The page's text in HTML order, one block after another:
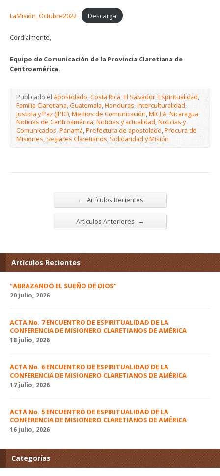
LaMisión_Octubre2022 Descarga
Cordialmente,
Equipo de Comunicación de la Provincia Claretiana de
Centroamérica.
Publicado el Apostolado,Costa Rica,El Salvador,Espiritualidad,
Familia Claretiana,Guatemala,Honduras,Interculturalidad,
Justicia y Paz (JPIC),Medios de Comunicación,MICLA,Nicaragua,
Noticias de Centroamérica,Noticias y actualidad,Noticias y
Comunicados,Panamá,Prefectura de apostolado,Procura de
Misiones,Seglares Claretianos,Solidaridad y Misión
← Artículos Recientes
Artículos Anteriores →
Artículos Recientes
“ABRAZANDO EL SUEÑO DE DIOS”
20 julio, 2026
ACTA No. 7 ENCUENTRO DE ESPIRITUALIDAD DE LA
CONFERENCIA DE MISIONERO CLARETIANOS DE AMÉRICA
18 julio, 2026
ACTA No. 6 ENCUENTRO DE ESPIRITUALIDAD DE LA
CONFERENCIA DE MISIONERO CLARETIANOS DE AMÉRICA
17 julio, 2026
ACTA No. 5 ENCUENTRO DE ESPIRITUALIDAD DE LA
CONFERENCIA DE MISIONERO CLARETIANOS DE AMÉRICA
16 julio, 2026
Categorías